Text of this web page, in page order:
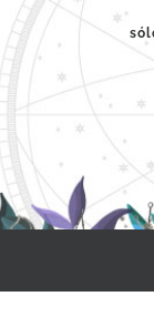
Saltar
contenido